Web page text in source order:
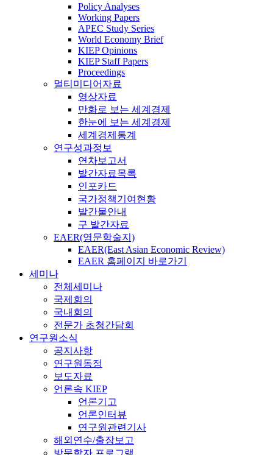
Policy Analyses
Working Papers
APEC Study Series
World Economy Brief
KIEP Opinions
KIEP Staff Papers
Proceedings
멀티미디어자료
영상자료
만화로 보는 세계경제
한눈에 보는 세계경제
세계경제통계
연구성과정보
연차보고서
발간자료목록
인포카드
국가정책기여현황
발간물안내
구 발간자료
EAER(영문학술지)
EAER(East Asian Economic Review)
EAER 홈페이지 바로가기
세미나
전체세미나
국제회의
국내회의
전문가 초청간담회
연구원소식
공지사항
연구원동정
보도자료
언론속 KIEP
언론기고
언론인터뷰
연구원관련기사
해외연수/출장보고
방문학자 프로그램